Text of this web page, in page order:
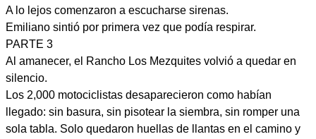
A lo lejos comenzaron a escucharse sirenas.
Emiliano sintió por primera vez que podía respirar.
PARTE 3
Al amanecer, el Rancho Los Mezquites volvió a quedar en
silencio.
Los 2,000 motociclistas desaparecieron como habían
llegado: sin basura, sin pisotear la siembra, sin romper una
sola tabla. Solo quedaron huellas de llantas en el camino y